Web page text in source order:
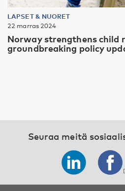
LAPSET & NUORET
22 marras 2024
Norway strengthens child
groundbreaking policy
Seuraa meitä